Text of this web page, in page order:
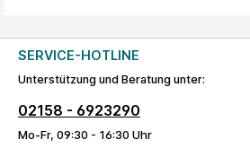
SERVICE-HOTLINE
Unterstützung und Beratung unter:
02158 - 6923290
Mo-Fr, 09:30 - 16:30 Uhr